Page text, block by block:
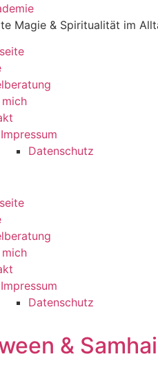
Magie & Spiritualität im
Impressum
Datenschutz
Impressum
Datenschutz
&